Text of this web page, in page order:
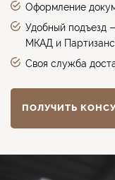
Оформление
Удобный подъезд
МКАД и
Своя служба
ПОЛУЧИТЬ